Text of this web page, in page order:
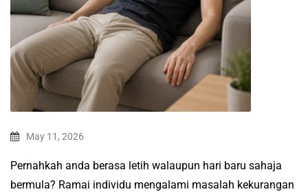
May 11, 2026
Pernahkah anda berasa letih walaupun hari baru sahaja
bermula? Ramai individu mengalami masalah kekurangan